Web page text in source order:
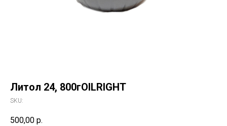
Литол 24, 800гOILRIGHT
SKU:
500,00 р.